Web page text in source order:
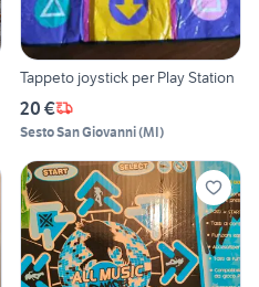
Tappeto joystick per Play Station
20 €
Sesto San Giovanni(MI)